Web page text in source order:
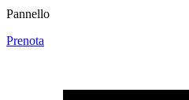
Pannello
Prenota